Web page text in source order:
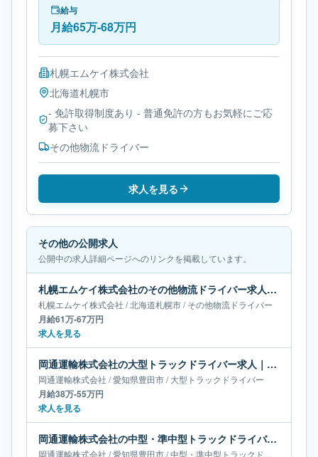
給与
月給65万-68万円
札幌エムケイ株式会社
北海道札幌市
- 免許取得制度あり - 普通免許の方もお気軽にご応
募下さい
その他物流ドライバー
求人を見る
その他の公開求人
公開中の求人詳細ページへのリンクを掲載しています。
札幌エムケイ株式会社のその他物流ドライバー求人｜北海道札幌市｜月給61万-67万円
札幌エムケイ株式会社 /北海道札幌市/その他物流ドライバー
月給61万-67万円
求人を見る
岡通運輸株式会社の大型トラックドライバー求人｜愛知県豊田市｜月給38万-55万円
岡通運輸株式会社 /愛知県豊田市/大型トラックドライバー
月給38万-55万円
求人を見る
岡通運輸株式会社の中型・準中型トラックドライバー求人｜愛知県豊田市｜月給38万-66万円
岡通運輸株式会社 /愛知県豊田市/中型・準中型トラックドライバー